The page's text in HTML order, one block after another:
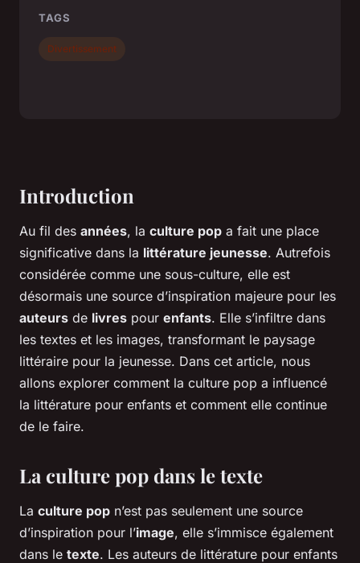
Introduction
Au fil des années, la culture pop a fait une place
significative dans la littérature jeunesse. Autrefois
considérée comme une sous-culture, elle est
désormais une source d’inspiration majeure pour les
auteurs de livres pour enfants. Elle s’infiltre dans
les textes et les images, transformant le paysage
littéraire pour la jeunesse. Dans cet article, nous
allons explorer comment la culture pop a influencé
la littérature pour enfants et comment elle continue
de le faire.
La culture pop dans le texte
La culture pop n’est pas seulement une source
d’inspiration pour l’image, elle s’immisce également
dans le texte. Les auteurs de littérature pour enfants
TAGS
Divertissement